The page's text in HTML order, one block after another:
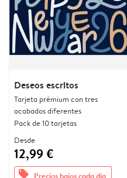
Deseos escritos
Tarjeta prémium con tres
acabados diferentes
Pack de 10 tarjetas
Desde
12,99 €
offers Precios bajos cada día